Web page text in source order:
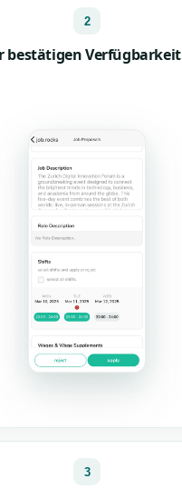
2
bestätigen Verfügbarkeit
3